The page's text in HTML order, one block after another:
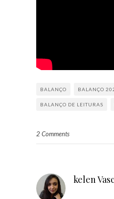
BALANÇO BALANÇO
BALANÇO DE LEITURAS
2 Comments
kelen